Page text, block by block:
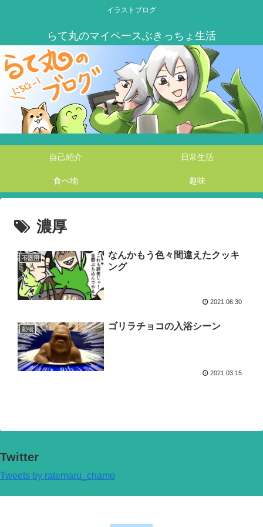
イラストブログ
自己紹介 日常生活
食べ物 趣味
濃厚
不器用
なんかもう色々間違えたクッキ
ング
2021.06.30
動物 ゴリラチョコの入浴シーン
2021.03.15
Twitter
Tweets by ratemaru_chamo